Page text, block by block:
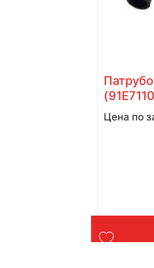
Цена по